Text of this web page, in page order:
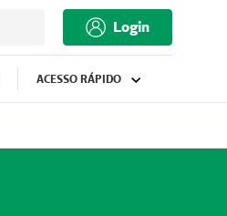
Login
ACESSO RÁPIDO